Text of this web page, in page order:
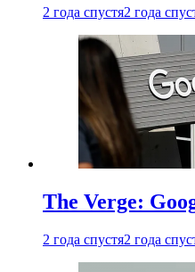
2 года спустя2 года
The Verge:
2 года спустя2 года